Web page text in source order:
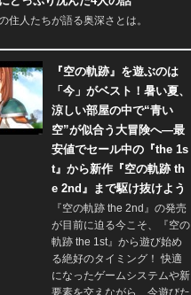
住人たちが語る奥深さとは。
『空の軌跡』を遊ぶのは
「今」がベスト！暑い夏、
涼しい部屋の中で“青い
空”が似合う大冒険へ―最
安値でセール中の『the 1s
t』から新作『空の軌跡 th
e 2nd』まで駆け抜けよう
『空の軌跡 the 2nd』の発売
が目前に迫る今こそ、『空の
軌跡 the 1st』から遊び始め
る絶好のタイミング！ 快適
になったゲームシステムや新
要素を交えながら、今遊びた